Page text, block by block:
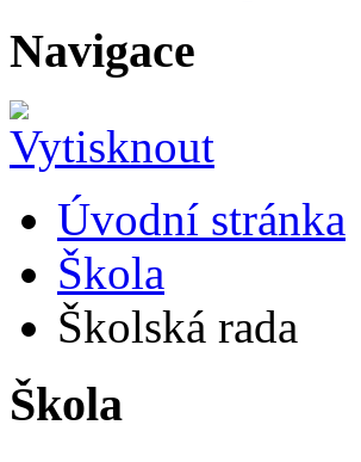
Navigace
Úvodní stránka
Škola
Školská rada
Škola